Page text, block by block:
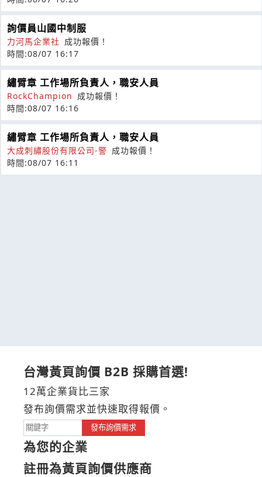
詢價員山國中制服
力河馬企業社 成功報價！
時間:08/07 16:17
繡臂章 工作場所負責人，職安人員
RockChampion 成功報價！
時間:08/07 16:16
繡臂章 工作場所負責人，職安人員
大成刺繡股份有限公司-警 成功報價！
時間:08/07 16:11
台灣黃頁詢價 B2B 採購首選!
12萬企業貨比三家
發布詢價需求並快速取得報價。
發布詢價需求
為您的企業
註冊為黃頁詢價供應商